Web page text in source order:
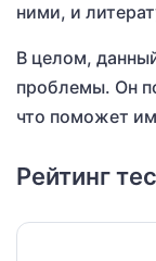
ними, и
В целом,
проблемы. Он
что поможет
Рейтинг